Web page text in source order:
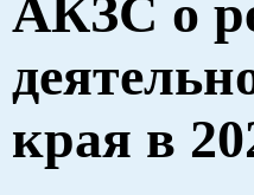
АКЗС о
края в